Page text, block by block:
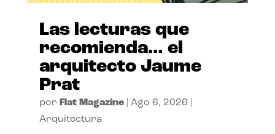
Las lecturas que
recomienda… el
arquitecto Jaume
Prat
por Flat Magazine| Ago 6, 2026
Arquitectura